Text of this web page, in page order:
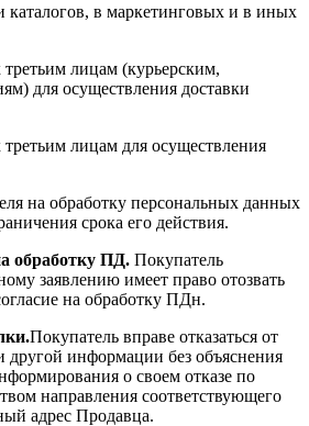
каталогов, в маркетинговых и в иных
третьим лицам (курьерским,
для осуществления доставки
лицам для осуществления
на обработку персональных данных
срока его действия.
обработку ПД. Покупатель
заявлению имеет право отозвать
на обработку ПДн.
Покупатель вправе отказаться от
другой информации без объяснения
о своем отказе по
направления соответствующего
адрес Продавца.